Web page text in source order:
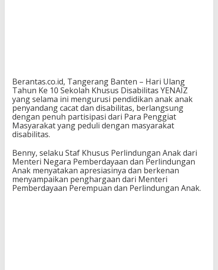
Berantas.co.id, Tangerang Banten – Hari Ulang
Tahun Ke 10 Sekolah Khusus Disabilitas YENAIZ
yang selama ini mengurusi pendidikan anak anak
penyandang cacat dan disabilitas, berlangsung
dengan penuh partisipasi dari Para Penggiat
Masyarakat yang peduli dengan masyarakat
disabilitas.
Benny, selaku Staf Khusus Perlindungan Anak dari
Menteri Negara Pemberdayaan dan Perlindungan
Anak menyatakan apresiasinya dan berkenan
menyampaikan penghargaan dari Menteri
Pemberdayaan Perempuan dan Perlindungan Anak.